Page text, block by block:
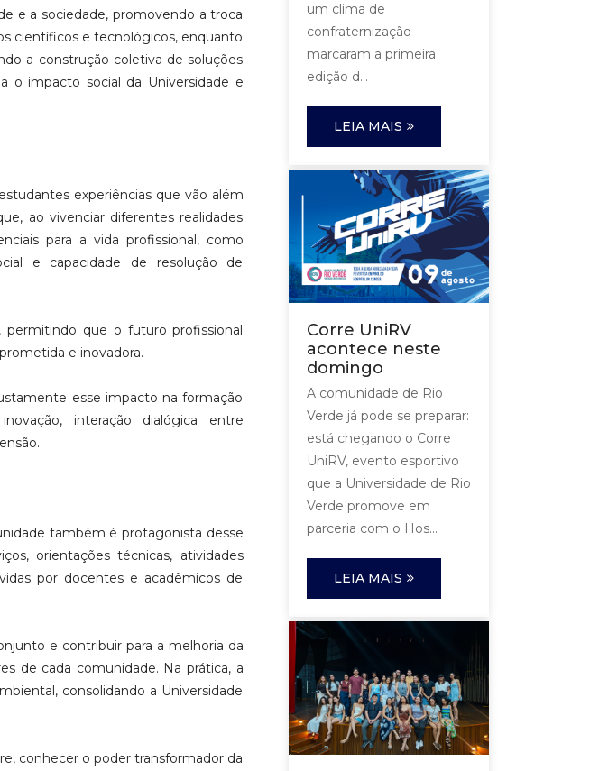
e a sociedade, promovendo a troca
científicos e tecnológicos, enquanto
a construção coletiva de soluções
o impacto social da Universidade e
experiências que vão além
ao vivenciar diferentes realidades
para a vida profissional, como
e capacidade de resolução de
permitindo que o futuro profissional
e inovadora.
esse impacto na formação
interação dialógica entre
também é protagonista desse
orientações técnicas, atividades
por docentes e acadêmicos de
e contribuir para a melhoria da
de cada comunidade. Na prática, a
consolidando a Universidade
conhecer o poder transformador da
um clima de
confraternização
marcaram a primeira
edição d...
LEIA MAIS
Corre UniRV
acontece neste
domingo
A comunidade de Rio
Verde já pode se preparar:
está chegando o Corre
UniRV, evento esportivo
que a Universidade de Rio
Verde promove em
parceria com o Hos...
LEIA MAIS